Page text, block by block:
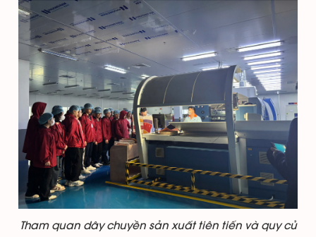
Tham quan dây chuyền sản xuất tiên tiến và quy củ